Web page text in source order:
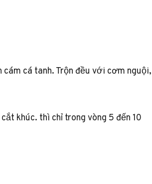
cám cá tanh. Trộn đều với cơm nguội,
khúc. thì chỉ trong vòng 5 đến 10